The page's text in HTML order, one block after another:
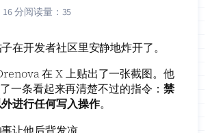
16 分阅读量： 35
在开发者社区里安静地炸开了。
在 X 上贴出了一张截图。他
一条看起来再清楚不过的指令： 禁
进行任何写入操作。